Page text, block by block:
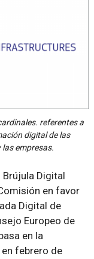
referentes a
digital de las
empresas.
Digital
en favor
Digital de
Europeo de
en la
febrero de